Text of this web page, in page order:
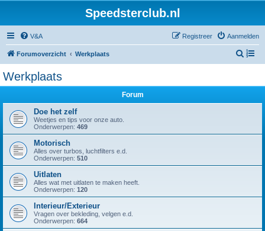
Speedsterclub.nl
V&A Aanmelden
Registreer
Forumoverzicht Werkplaats
Z
Werkplaats
Forum
Doe het zelf
Weetjes en tips voor onze auto.
Onderwerpen: 469
Motorisch
Alles over turbos, luchtfilters e.d.
Onderwerpen: 510
Uitlaten
Alles wat met uitlaten te maken heeft.
Onderwerpen: 120
Interieur/Exterieur
Vragen over bekleding, velgen e.d.
Onderwerpen: 664